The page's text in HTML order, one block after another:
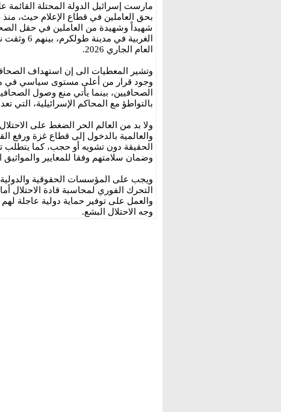
مارست إسرائيل الدولة المحتلة القائمة
الغربية
العام الجاري 2026.
وتشير المعطيات الى إن استهداف
وجود قرار من أعلى مستوى سياسي في
الصحافيين، بينما يأتي منع وصول
بالتواطؤ مع المحاكم الإسرائيلية،
ولا بد من العالم الحر الضغط على
والعالمية بالدخول إلى قطاع غزة ورفع
الحقيقة دون تشويه أو حجب، كما يتطلب
وضمان سلامتهم وفقا للمعايير والمواثيق
ويجب على المؤسسات الحقوقية
التحرك الفوري لمحاسبة قادة الاحتلال
والعمل على توفير حماية دولية عاجلة
وجه الاحتلال البشع.